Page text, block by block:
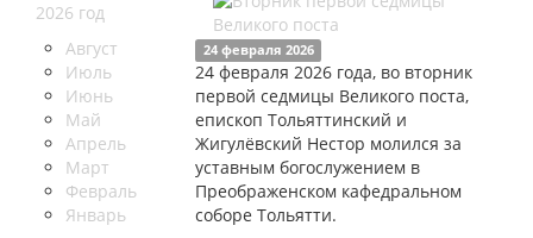
2026 год
Август
Июль
Июнь
Май
Апрель
Март
Февраль
Январь
24 февраля 2026
24 февраля 2026 года, во вторник
первой седмицы Великого поста,
епископ Тольяттинский и
Жигулёвский Нестор молился за
уставным богослужением в
Преображенском кафедральном
соборе Тольятти.